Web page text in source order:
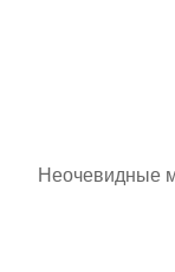
Неочевидные